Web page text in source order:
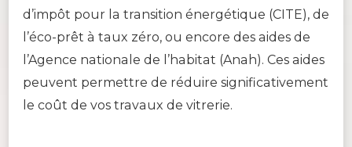
d’impôt pour la transition énergétique (CITE), de
l’éco-prêt à taux zéro, ou encore des aides de
l’Agence nationale de l’habitat (Anah). Ces aides
peuvent permettre de réduire significativement
le coût de vos travaux de vitrerie.